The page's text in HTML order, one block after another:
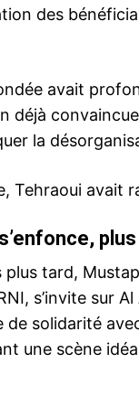
des
avait
déjà
la
Tehraoui avait
plus tard,
s’invite sur
solidarité
une scène